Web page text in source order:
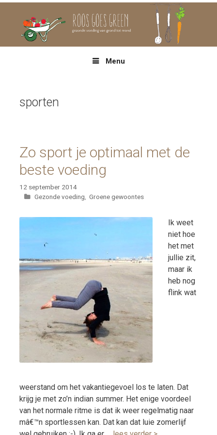
Menu
sporten
Zo sport je optimaal met de
beste voeding
12 september 2014
Categorieën
Gezonde voeding, Groene gewoontes
Ik weet
niet hoe
het met
jullie zit,
maar ik
heb nog
flink wat
weerstand om het vakantiegevoel los te laten. Dat
krijg je met zo’n indian summer. Het enige voordeel
van het normale ritme is dat ik weer regelmatig naar
mâ€™n sportlessen kan. Dat kan dat luie zomerlijf